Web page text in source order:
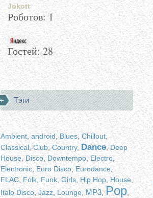
Jokott
Роботов: 1
Гостей:28
Тэги
Ambient,android,Blues, Chillout,
Classical,Club,Country,Dance,Deep
House,Disco,Downtempo,Electro,
Electronic, Euro Disco,Eurodance,
FLAC, Folk ,Funk,Girls Hip Hop,House,
Italo Disco,Jazz ,Lounge,MP3,Pop,